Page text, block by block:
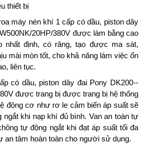
thiết bị
máy nén khí 1 cấp có dầu, piston dây
20HP/380V được làm bằng cao
nhất định, có răng, tạo được ma sát,
mài mòn tốt, cho khả năng làm việc ổn
liên tục.
có dầu, piston dây đai Pony DK200-­
được trang bị được trang bị hệ thống
động cơ như rơ le cảm biến áp suất sẽ
ngắt khi nạp khí đủ bình. Van an toàn tự
tự động ngắt khi đạt áp suất tối đa
an tâm hoàn toàn cho người sử dụng.